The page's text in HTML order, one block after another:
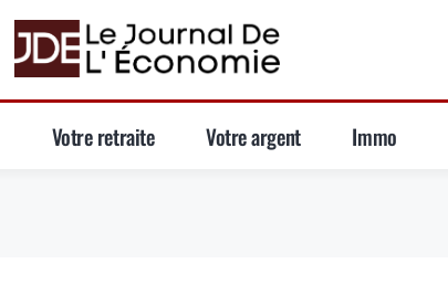
Votre retraite Votre argent Immo